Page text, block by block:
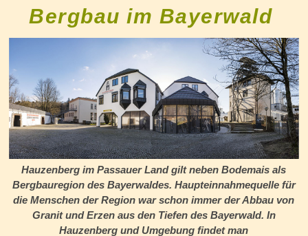
Bergbau im Bayerwald
Hauzenberg im Passauer Land gilt neben Bodemais als
Bergbauregion des Bayerwaldes. Haupteinnahmequelle für
die Menschen der Region war schon immer der Abbau von
Granit und Erzen aus den Tiefen des Bayerwald. In
Hauzenberg und Umgebung findet man